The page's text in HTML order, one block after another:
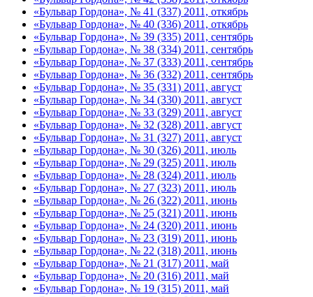
«Бульвар Гордона», № 41 (337) 2011, откябрь
«Бульвар Гордона», № 40 (336) 2011, откябрь
«Бульвар Гордона», № 39 (335) 2011, сентябрь
«Бульвар Гордона», № 38 (334) 2011, сентябрь
«Бульвар Гордона», № 37 (333) 2011, сентябрь
«Бульвар Гордона», № 36 (332) 2011, сентябрь
«Бульвар Гордона», № 35 (331) 2011, август
«Бульвар Гордона», № 34 (330) 2011, август
«Бульвар Гордона», № 33 (329) 2011, август
«Бульвар Гордона», № 32 (328) 2011, август
«Бульвар Гордона», № 31 (327) 2011, август
«Бульвар Гордона», № 30 (326) 2011, июль
«Бульвар Гордона», № 29 (325) 2011, июль
«Бульвар Гордона», № 28 (324) 2011, июль
«Бульвар Гордона», № 27 (323) 2011, июль
«Бульвар Гордона», № 26 (322) 2011, июнь
«Бульвар Гордона», № 25 (321) 2011, июнь
«Бульвар Гордона», № 24 (320) 2011, июнь
«Бульвар Гордона», № 23 (319) 2011, июнь
«Бульвар Гордона», № 22 (318) 2011, июнь
«Бульвар Гордона», № 21 (317) 2011, май
«Бульвар Гордона», № 20 (316) 2011, май
«Бульвар Гордона», № 19 (315) 2011, май